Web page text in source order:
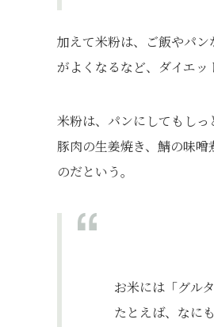
加えて米粉は、ご飯やパ
がよくなるなど、ダイエッ
米粉は、パンにしてもしっ
豚肉の生姜焼き、鯖の味
のだという。
お米には「グル
たとえば、なに